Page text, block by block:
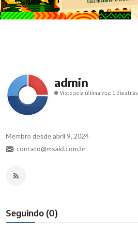
Saúde
Paraná
Policial
admin
Visto pela última vez: 1 dia atrás
Membro desde abril 9, 2024
contato@msaid.com.br
Seguindo (0)